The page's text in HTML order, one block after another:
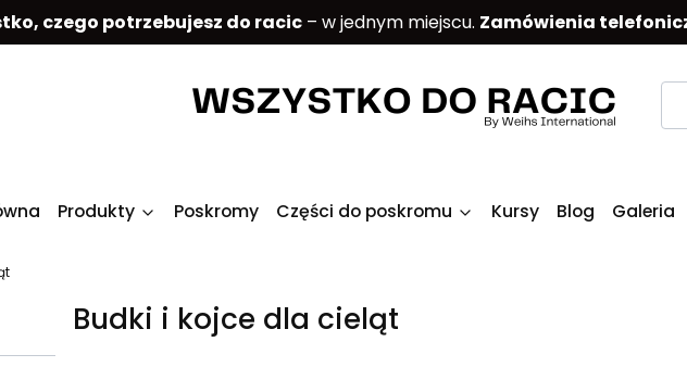
czego potrzebujesz do racic – w jednym miejscu. Zamówienia
Produkty Poskromy Części do poskromu Kursy Blog Galeria
Budki i kojce dla cieląt